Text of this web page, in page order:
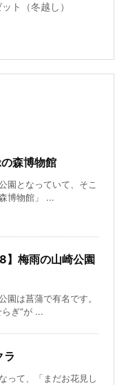
ト（冬越し）
の森博物館
園となっていて、そこ
博物館」 ...
】梅雨の山崎公園
園は菖蒲で有名です。
ぎ”が ...
ラ
って、「まだお花見し